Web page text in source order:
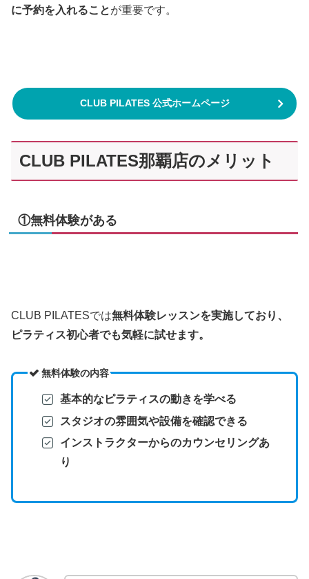
に予約を入れることが重要です。
CLUB PILATES 公式ホームページ
CLUB PILATES那覇店のメリット
①無料体験がある
CLUB PILATESでは無料体験レッスンを実施しており、
ピラティス初心者でも気軽に試せます。
無料体験の内容
基本的なピラティスの動きを学べる
スタジオの雰囲気や設備を確認できる
インストラクターからのカウンセリングあ
り